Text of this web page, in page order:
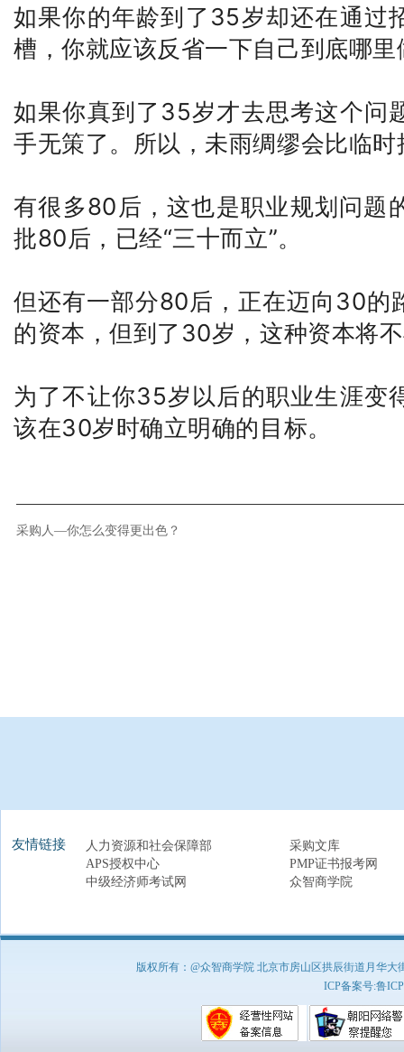
如果你的年龄到了35岁却还在通过
槽，你就应该反省一下自己到底哪里
如果你真到了35岁才去思考这个问
手无策了。所以，未雨绸缪会比临
有很多80后，这也是职业规划问题
批80后，已经“三十而立”。
但还有一部分80后，正在迈向30的
的资本，但到了30岁，这种资本将
为了不让你35岁以后的职业生涯变
该在30岁时确立明确的目标。
采购人—你怎么变得更出色？
友情链接 人力资源和社会保障部
采购文库
APS授权中心
PMP证书报考网
中级经济师考试网
众智商学院
版权所有：@众智商学院 北京市房山区拱辰街道月华
ICP备案号:鲁